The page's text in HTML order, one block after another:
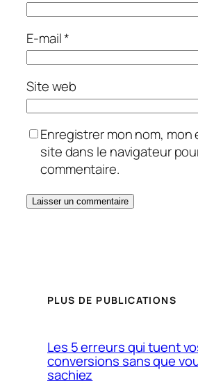
E-mail*
Site web
Enregistrer mon nom, mon
site dans le navigateur
commentaire.
PLUS DE PUBLICATIONS
Les 5 erreurs qui tuent
conversions sans que
sachiez